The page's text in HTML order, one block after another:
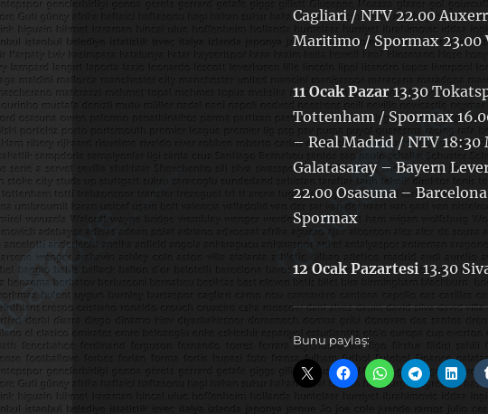
Cagliari / NTV 22.00
Maritimo / Spormax 23.00
11 Ocak Pazar13.30
Tottenham / Spormax
– Real Madrid / NTV 18:30
Galatasaray – Bayern
22.00 Osasuna –
Spormax
12 Ocak Pazartesi13.30
Bunu paylaş: